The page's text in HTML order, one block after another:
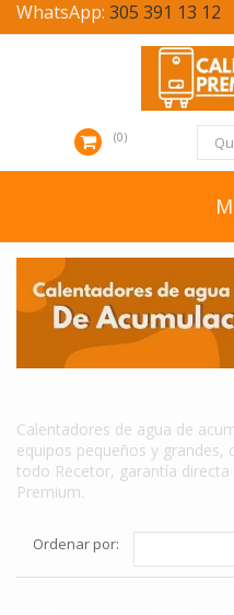
WhatsApp: 305 391 13 12
0
Calentadores de agua de
equipos pequeños y grandes,
todo Recetor, garantía
Premium.
Ordenar por: